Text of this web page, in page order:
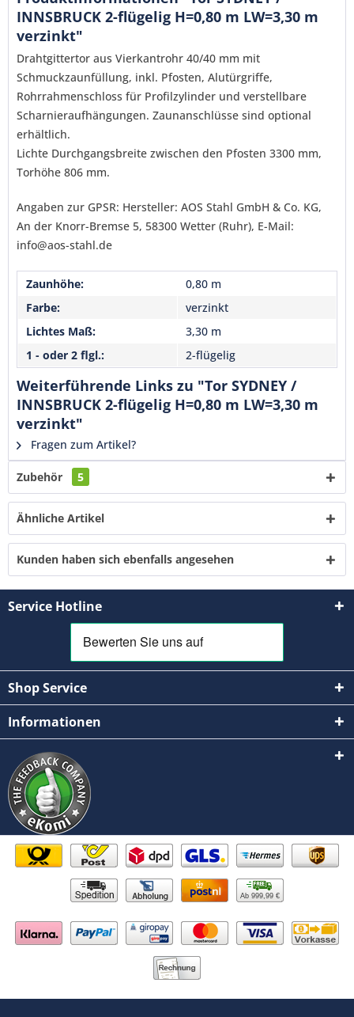
Ich habe dieDatenschutzerklärung
Mit * gekennzeichnete Felder sind Pflichtfelder.
Senden
INNSBRUCK 2-flügelig H=0,80 m LW=3,30 m
verzinkt"
Drahtgittertor aus Vierkantrohr 40/40 mm mit
Schmuckzaunfüllung, inkl. Pfosten, Alutürgriffe,
Rohrrahmenschloss für Profilzylinder und verstellbare
Scharnieraufhängungen. Zaunanschlüsse sind optional
erhältlich.
Lichte Durchgangsbreite zwischen den Pfosten 3300 mm,
Torhöhe 806 mm.
Angaben zur GPSR: Hersteller: AOS Stahl GmbH & Co. KG,
An der Knorr-Bremse 5, 58300 Wetter (Ruhr), E-Mail:
info@aos-stahl.de
Zaunhöhe:
0,80 m
Farbe:
verzinkt
Lichtes Maß:
3,30 m
1 - oder 2 flgl.:
2-flügelig
Weiterführende Links zu "Tor SYDNEY /
INNSBRUCK 2-flügelig H=0,80 m LW=3,30 m
verzinkt"
Fragen zum Artikel?
Zubehör 5
Ähnliche Artikel
Kunden haben sich ebenfalls angesehen
Service Hotline
Shop Service
Informationen
Ab 999,99 €